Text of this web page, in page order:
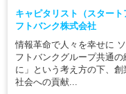
キャピタリスト（スター
フトバンク株式会社
情報革命で人々を幸せに
フトバンクグループ共通
に」という考え方の下、
社会への貢献...